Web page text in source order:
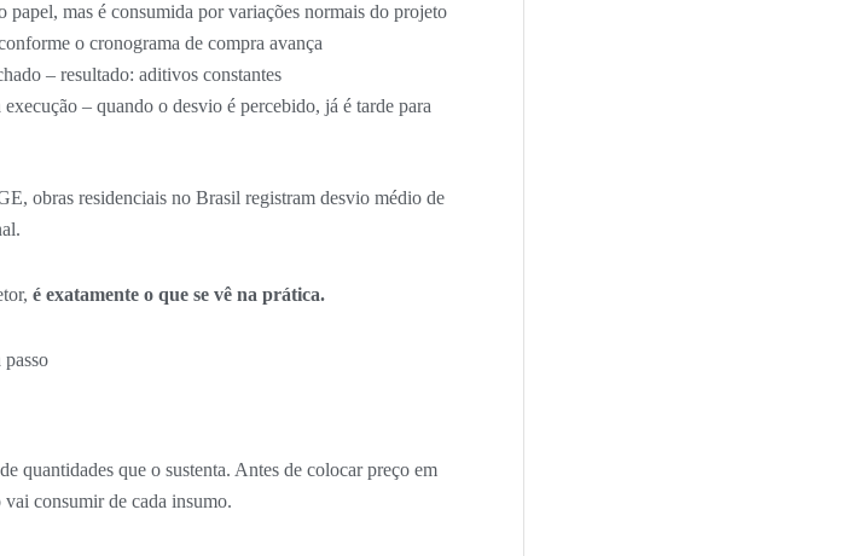
papel, mas é consumida por variações normais do projeto
o cronograma de compra avança
– resultado: aditivos constantes
– quando o desvio é percebido, já é tarde para
obras residenciais no Brasil registram desvio médio de
é exatamente o que se vê na prática.
quantidades que o sustenta. Antes de colocar preço em
consumir de cada insumo.